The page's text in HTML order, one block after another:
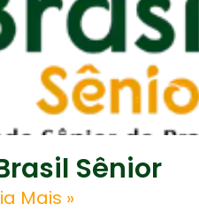
Sênior
Mais »